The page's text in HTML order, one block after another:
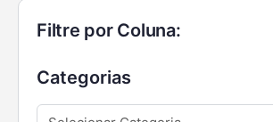
Filtre por Coluna:
Categorias